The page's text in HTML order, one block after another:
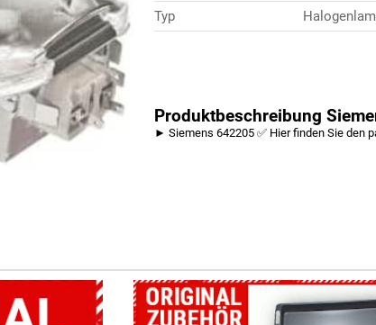
Typ
Produktbeschreibung
► Siemens 642205 ✅ Hier finden Sie den